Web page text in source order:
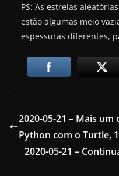
PS: As estrelas
estão algumas meio
espessuras diferentes,
2020-05-21 – Mais
Python com o Turtle,
2020-05-21 –